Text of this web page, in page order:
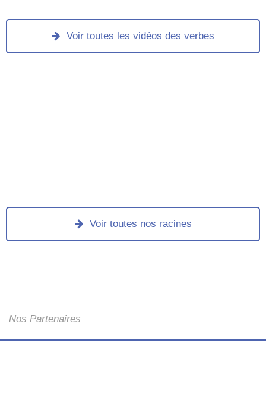
Voir toutes les vidéos des verbes
Voir toutes nos racines
Nos Partenaires